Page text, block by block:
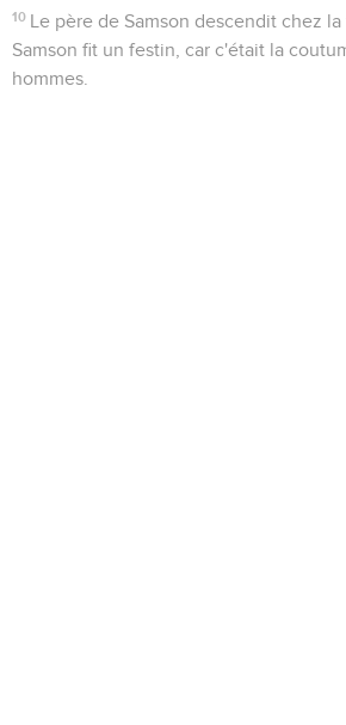
10
Le père de Samson descendit chez
Samson fit un festin, car c'était la
hommes.